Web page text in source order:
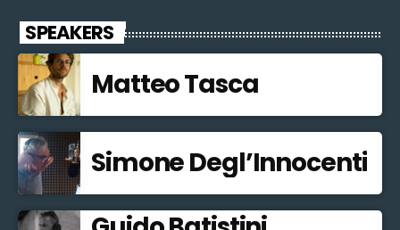
SPEAKERS
Matteo Tasca
Simone Degl’Innocenti